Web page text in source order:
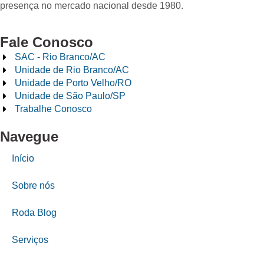
presença no mercado nacional desde 1980.
Fale Conosco
SAC - Rio Branco/AC
Unidade de Rio Branco/AC
Unidade de Porto Velho/RO
Unidade de São Paulo/SP
Trabalhe Conosco
Navegue
Início
Sobre nós
Roda Blog
Serviços